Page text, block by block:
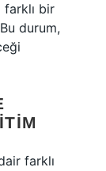
farklı bir
durum,
farklı